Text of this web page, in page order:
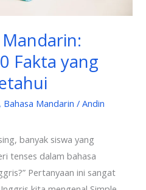
Fakta yang
, Bahasa Mandarin /Andin
banyak siswa yang
tenses dalam bahasa
Pertanyaan ini sangat